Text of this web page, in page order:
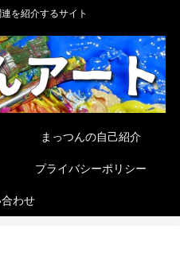
を紹介するサイト
まっつんの自己紹介
プライバシーポリシー
わせ